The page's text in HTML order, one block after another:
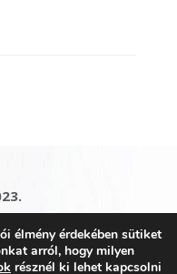
Impresszum|
élmény érdekében sütiket
arról, hogy milyen
résznél ki lehet kapcsolni